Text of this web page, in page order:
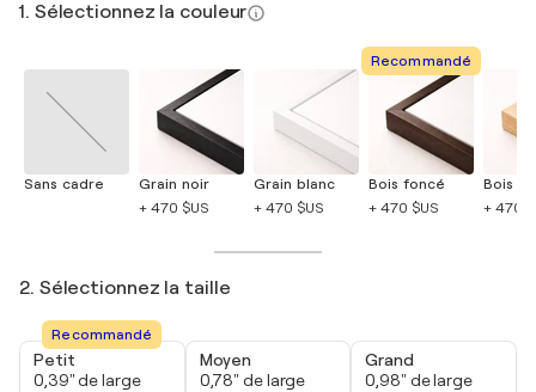
1. Sélectionnez la couleur
Sans cadre
Grain noir
+ 470 $US
Grain blanc
+ 470 $US
Recommandé
Bois foncé
+ 470 $US
Bois
+ 470
2. Sélectionnez la taille
Recommandé
Petit
0,39" de large
Moyen
0,78" de large
Grand
0,98" de large